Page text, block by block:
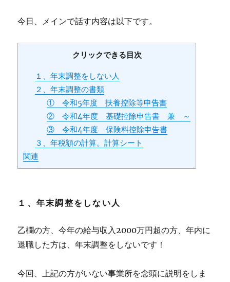
今日、メインで話す内容は以下です。
クリックできる目次
１、年末調整をしない人
２、年末調整の書類
① 令和5年度 扶養控除等申告書
② 令和4年度 基礎控除申告書 兼 ～
③ 令和4年度 保険料控除申告書
３、年税額の計算。計算シート
関連
１、年末調整をしない人
乙欄の方、今年の給与収入2000万円超の方、年内に
退職した方は、年末調整をしないです！
今回、上記の方がいない事業所を念頭に説明をしま